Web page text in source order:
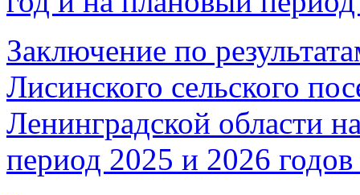
Заключение по
Лисинского сельского
Ленинградской области
период 2025 и 2026